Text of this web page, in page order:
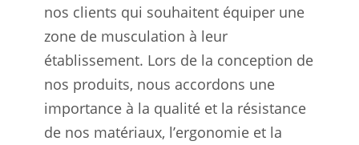
nos clients qui souhaitent équiper une
zone de musculation à leur
établissement. Lors de la conception de
nos produits, nous accordons une
importance à la qualité et la résistance
de nos matériaux, l’ergonomie et la